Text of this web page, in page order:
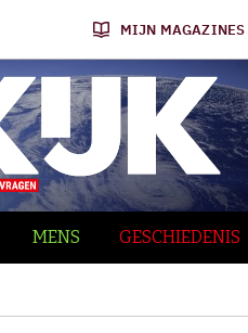
MIJN MAGAZINES
MENS GESCHIEDENIS